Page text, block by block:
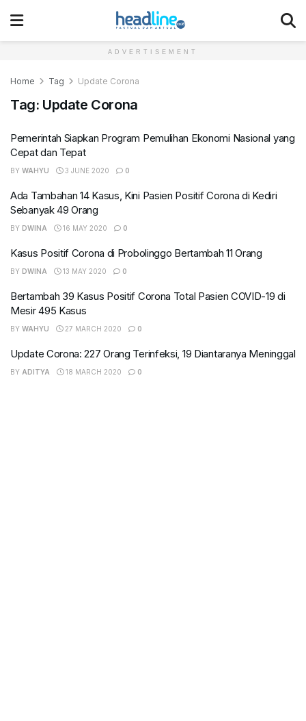
ADVERTISEMENT
Home Tag Update Corona
Tag: Update Corona
Pemerintah Siapkan Program Pemulihan Ekonomi Nasional yang
Cepat dan Tepat
BY WAHYU 3 JUNE 2020 0
Ada Tambahan 14 Kasus, Kini Pasien Positif Corona di Kediri
Sebanyak 49 Orang
BY DWINA 16 MAY 2020 0
Kasus Positif Corona di Probolinggo Bertambah 11 Orang
BY DWINA 13 MAY 2020 0
Bertambah 39 Kasus Positif Corona Total Pasien COVID-19 di
Mesir 495 Kasus
BY WAHYU 27 MARCH 2020 0
Update Corona: 227 Orang Terinfeksi, 19 Diantaranya Meninggal
BY ADITYA 18 MARCH 2020 0